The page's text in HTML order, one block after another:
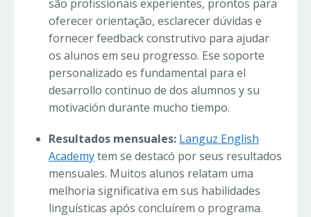
são profissionais experientes, prontos para
oferecer orientação, esclarecer dúvidas e
fornecer feedback construtivo para ajudar
os alunos em seu progresso. Ese soporte
personalizado es fundamental para el
desarrollo continuo de dos alumnos y su
motivación durante mucho tiempo.
Resultados mensuales: Languz English
Academytem se destacó por seus resultados
mensuales. Muitos alunos relatam uma
melhoria significativa em sus habilidades
linguísticas após concluírem o programa.